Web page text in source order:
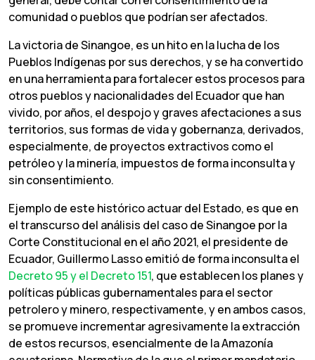
comunidad o pueblos que podrían ser afectados.
La victoria de Sinangoe, es un hito en la lucha de los
Pueblos Indígenas por sus derechos, y se ha convertido
en una herramienta para fortalecer estos procesos para
otros pueblos y nacionalidades del Ecuador que han
vivido, por años, el despojo y graves afectaciones a sus
territorios, sus formas de vida y gobernanza, derivados,
especialmente, de proyectos extractivos como el
petróleo y la minería, impuestos de forma inconsulta y
sin consentimiento.
Ejemplo de este histórico actuar del Estado, es que en
el transcurso del análisis del caso de Sinangoe por la
Corte Constitucional en el año 2021, el presidente de
Ecuador, Guillermo Lasso emitió de forma inconsulta el
Decreto 95 y el Decreto 151, que establecen los planes y
políticas públicas gubernamentales para el sector
petrolero y minero, respectivamente, y en ambos casos,
se promueve incrementar agresivamente la extracción
de estos recursos, esencialmente de la Amazonía